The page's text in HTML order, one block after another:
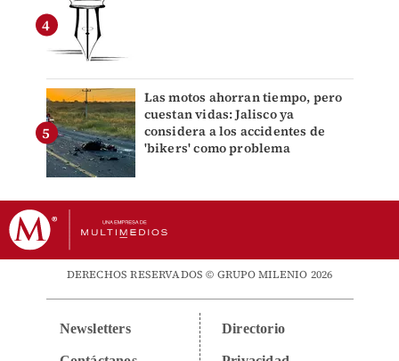
Las motos ahorran tiempo, pero
cuestan vidas: Jalisco ya
considera a los accidentes de
'bikers' como problema
DERECHOS RESERVADOS © GRUPO MILENIO 2026
Newsletters Directorio